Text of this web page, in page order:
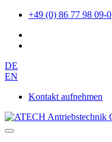
+49 (0) 86 77 98 09-0
DE
EN
Kontakt aufnehmen